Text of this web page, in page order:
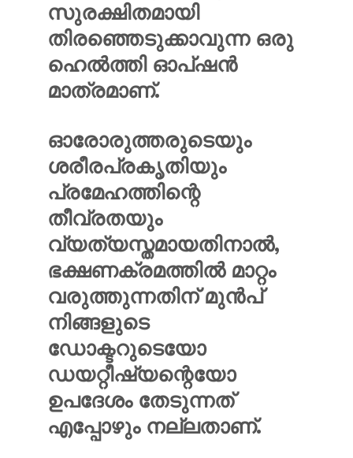
സുരക്ഷിതമായി
തിരഞ്ഞെടുക്കാവുന്ന ഒരു
ഹെൽത്തി ഓപ്ഷൻ
മാത്രമാണ്.
ഓരോരുത്തരുടെയും
ശരീരപ്രകൃതിയും
പ്രമേഹത്തിന്റെ
തീവ്രതയും
വ്യത്യസ്തമായതിനാൽ,
ഭക്ഷണക്രമത്തിൽ മാറ്റം
വരുത്തുന്നതിന് മുൻപ്
നിങ്ങളുടെ
ഡോക്ടറുടെയോ
ഡയറ്റീഷ്യന്റെയോ
ഉപദേശം തേടുന്നത്
എപ്പോഴും നല്ലതാണ്.